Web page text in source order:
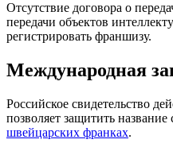
Отсутствие договора о
передачи объектов
регистрировать франшизу.
Международная
Российское свидетельство
позволяет защитить название
швейцарских франках.